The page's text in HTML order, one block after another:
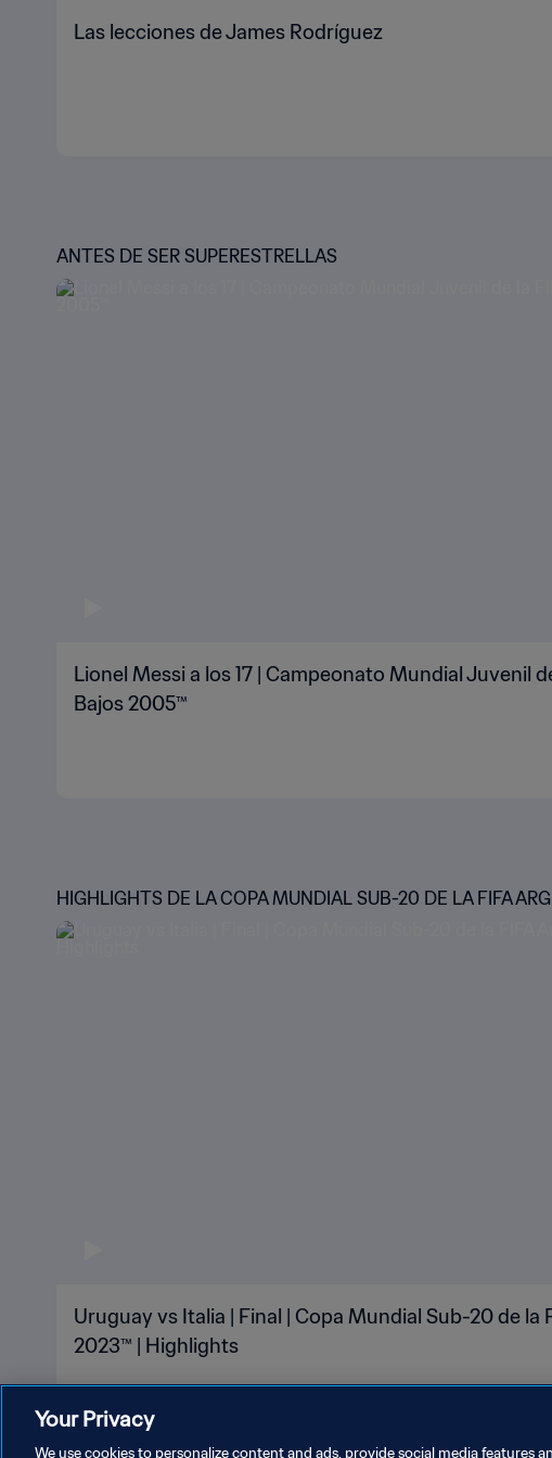
Las lecciones de James Rodríguez
ANTES DE SER SUPERESTRELLAS
Lionel Messi a los 17 | Campeonato Mundial Juvenil
Bajos 2005™
HIGHLIGHTS DE LA COPA MUNDIAL SUB-20 DE LA FIFA
Uruguay vs Italia | Final | Copa Mundial Sub-20 de la
2023™ | Highlights
Your Privacy
We use cookies to personalize content and ads, provide social media features